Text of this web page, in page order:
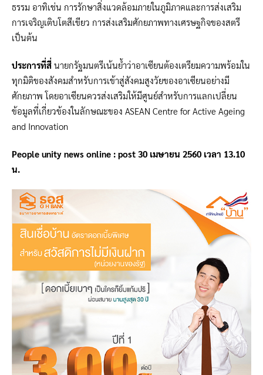
ธรรม อาทิเช่น การรักษาสิ่งแวดล้อมภายในภูมิภาคและการส่งเสริม
การเจริญเติบโตสีเขียว การส่งเสริมศักยภาพทางเศรษฐกิจของสตรี
เป็นต้น
ประการที่สี่ นายกรัฐมนตรีเน้นย้ำว่าอาเซียนต้องเตรียมความพร้อมใน
ทุกมิติของสังคมสำหรับการเข้าสู่สังคมสูงวัยของอาเซียนอย่างมี
ศักยภาพ โดยอาเซียนควรส่งเสริมให้มีศูนย์สำหรับการแลกเปลี่ยน
ข้อมูลที่เกี่ยวข้องในลักษณะของ ASEAN Centre for Active Ageing
and Innovation
People unity news online : post 30 เมษายน 2560 เวลา 13.10
น.